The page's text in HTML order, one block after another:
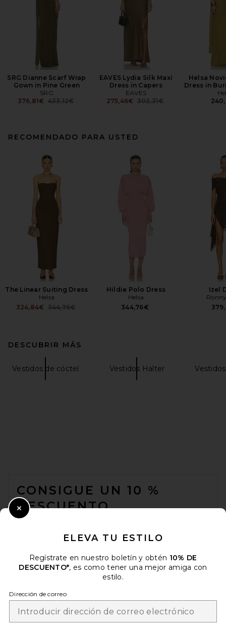
SRG Dianne Scarf Wrap
Gown in Pine Green
SRG
376,81€ Previous price:
433,12€
EAVES Lydia Silk Maxi
Dress in Capers
EAVES
275,46€ Previous price:
302,31€
Helsa
Dress in
RECOMENDADO PARA USTED
The Linear Suiting Dress
Helsa
324,84€ Previous price:
344,76€
Hildie Polo Dress
Helsa
344,76€
Izel
DESCUBRIR MÁS
Vestidos de cóctel Vestidos Halter
CONSIGUE UN 10 %
DESCUENTO
electrónico. Puede retirarse en cualquier momento.
Email Address
ELEVA TU ESTILO
Regístrate en nuestro boletín y obtén 10% DE
DESCUENTO*, es como tener una mejor amiga con
estilo.
Dirección de correo
Close Modal